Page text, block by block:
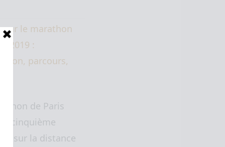
sur le marathon
2019 :
parcours,
de Paris
cinquième
sur la distance